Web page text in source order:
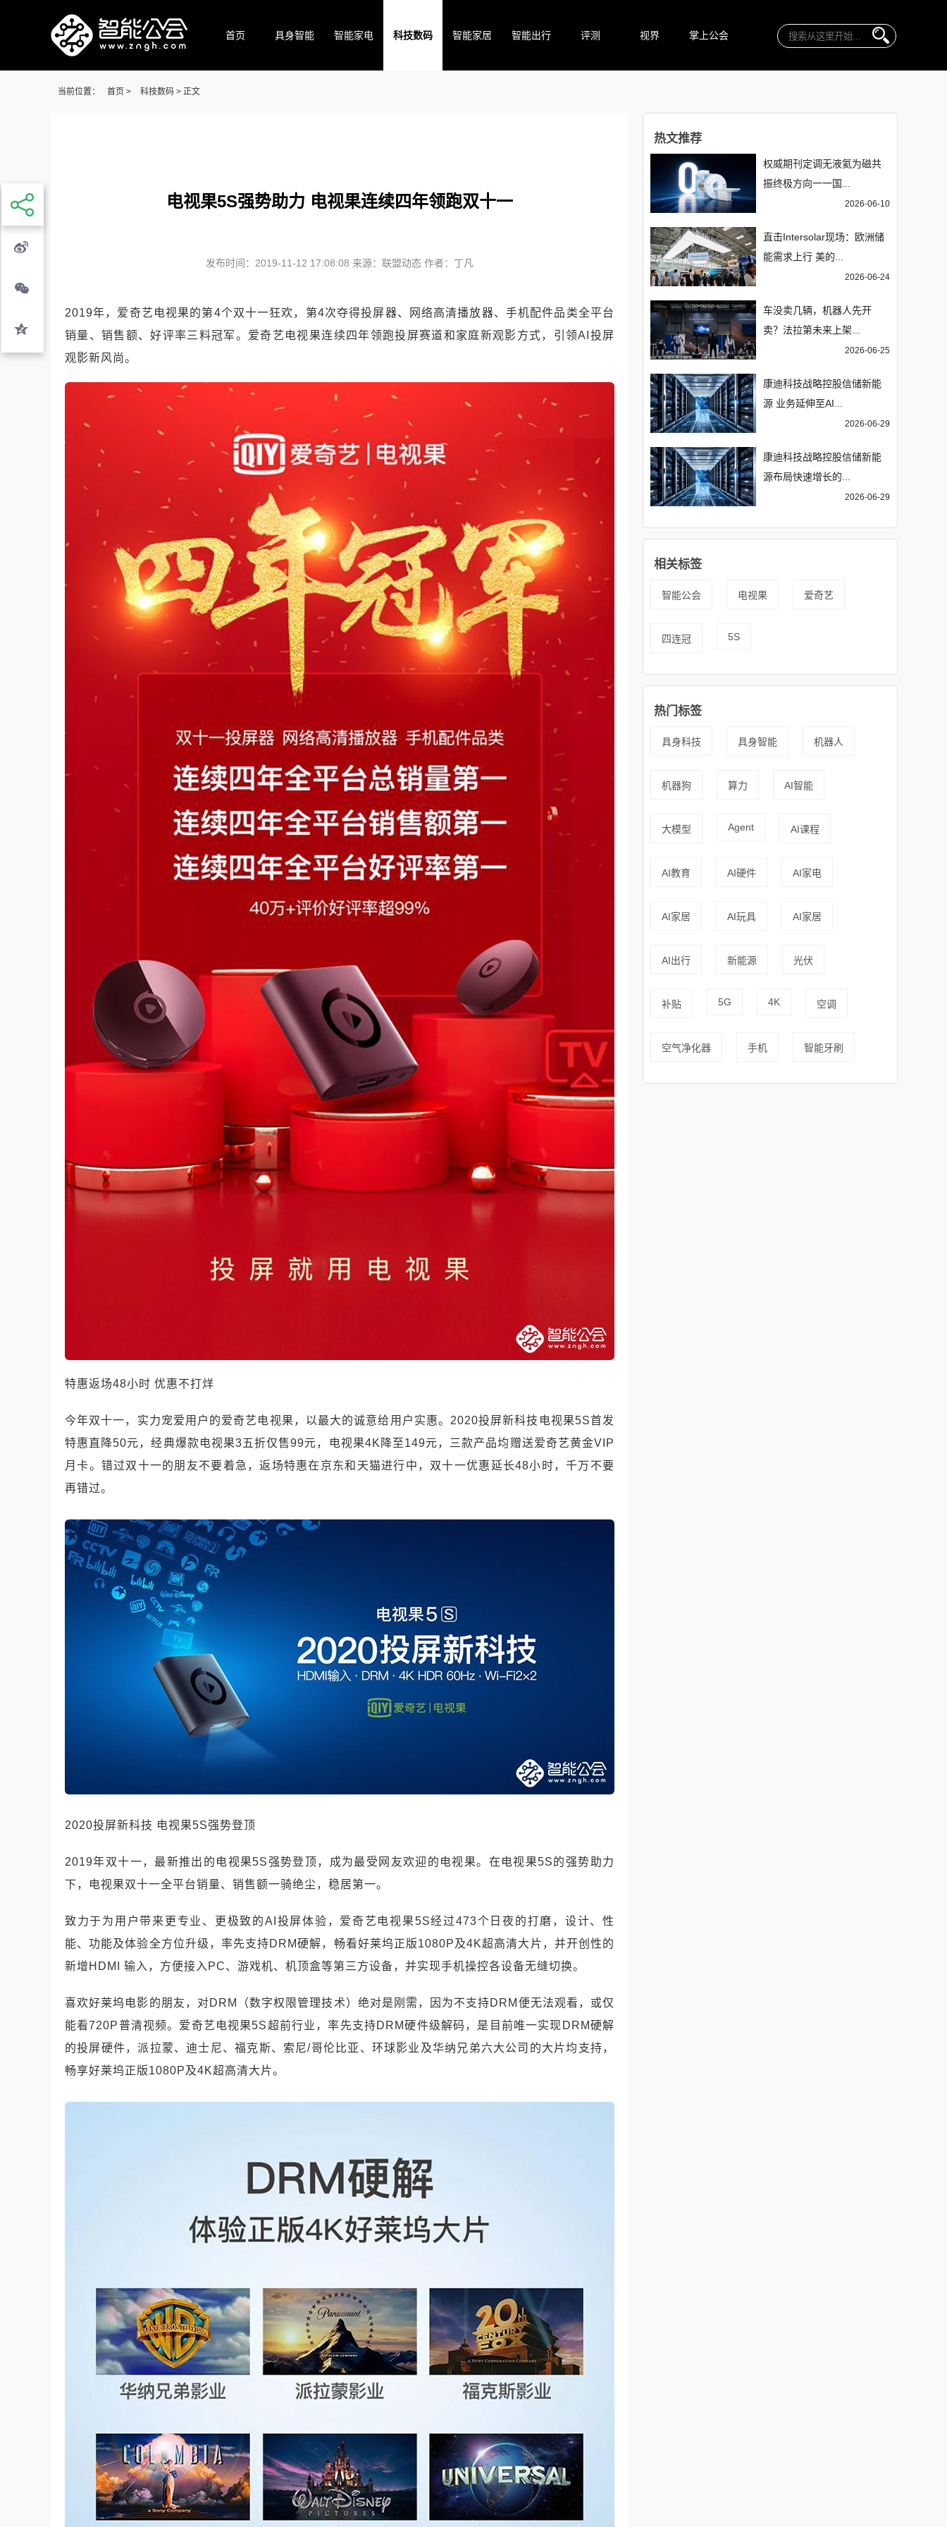
首页 具身智能 智能家电 科技数码 智能家居 智能出行 评测 视界 掌上公会
当前位置： 首页 > 科技数码 > 正文
电视果5S强势助力 电视果连续四年领跑双十一
发布时间：2019-11-12 17:08:08 来源：联盟动态 作者：丁凡
2019年，爱奇艺电视果的第4个双十一狂欢，第4次夺得投屏器、网络高清播放器、手机配件品类全平台
销量、销售额、好评率三料冠军。爱奇艺电视果连续四年领跑投屏赛道和家庭新观影方式，引领AI投屏
观影新风尚。
特惠返场48小时 优惠不打烊
今年双十一，实力宠爱用户的爱奇艺电视果，以最大的诚意给用户实惠。2020投屏新科技电视果5S首发
特惠直降50元，经典爆款电视果3五折仅售99元，电视果4K降至149元，三款产品均赠送爱奇艺黄金VIP
月卡。错过双十一的朋友不要着急，返场特惠在京东和天猫进行中，双十一优惠延长48小时，千万不要
再错过。
2020投屏新科技 电视果5S强势登顶
2019年双十一，最新推出的电视果5S强势登顶，成为最受网友欢迎的电视果。在电视果5S的强势助力
下，电视果双十一全平台销量、销售额一骑绝尘，稳居第一。
致力于为用户带来更专业、更极致的AI投屏体验，爱奇艺电视果5S经过473个日夜的打磨，设计、性
能、功能及体验全方位升级，率先支持DRM硬解，畅看好莱坞正版1080P及4K超高清大片，并开创性的
新增HDMI 输入，方便接入PC、游戏机、机顶盒等第三方设备，并实现手机操控各设备无缝切换。
喜欢好莱坞电影的朋友，对DRM（数字权限管理技术）绝对是刚需，因为不支持DRM便无法观看，或仅
能看720P普清视频。爱奇艺电视果5S超前行业，率先支持DRM硬件级解码，是目前唯一实现DRM硬解
的投屏硬件，派拉蒙、迪士尼、福克斯、索尼/哥伦比亚、环球影业及华纳兄弟六大公司的大片均支持，
畅享好莱坞正版1080P及4K超高清大片。
热文推荐
权威期刊定调无液氦为磁共
振终极方向一一国...
2026-06-10
直击Intersolar现场：欧洲储
能需求上行 美的...
2026-06-24
车没卖几辆，机器人先开
卖？法拉第未来上架...
2026-06-25
康迪科技战略控股信储新能
源 业务延伸至AI...
2026-06-29
康迪科技战略控股信储新能
源布局快速增长的...
2026-06-29
相关标签
智能公会 电视果 爱奇艺
四连冠 5S
热门标签
具身科技 具身智能 机器人
机器狗 算力 AI智能
大模型 Agent AI课程
AI教育 AI硬件 AI家电
AI家居 AI玩具 AI家居
AI出行 新能源 光伏
补贴 5G 4K 空调
空气净化器 手机 智能牙刷